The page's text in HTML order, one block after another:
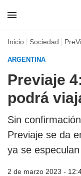
Inicio Sociedad
ARGENTINA
Previaje
podrá
Sin
Previaje se da
ya se
2 de marzo 2023 -